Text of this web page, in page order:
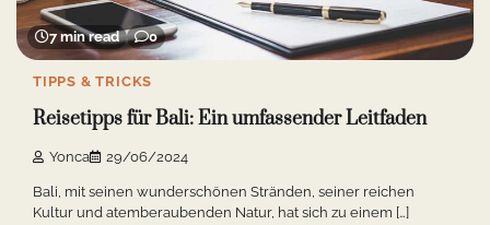
7 min read 0
TIPPS & TRICKS
Reisetipps für Bali: Ein umfassender Leitfaden
Yonca 29/06/2024
Bali, mit seinen wunderschönen Stränden, seiner reichen
Kultur und atemberaubenden Natur, hat sich zu einem […]